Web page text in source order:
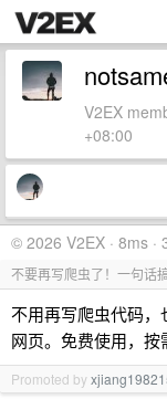
V2EX
+08:00
© 2026 V2EX · 8ms ·
不要再写爬虫了！一句话
不用再写爬虫代码
网页。免费使用，
Promoted by